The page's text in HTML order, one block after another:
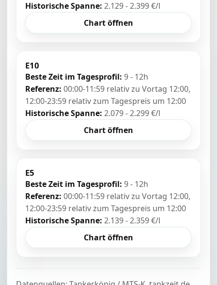
Historische Spanne: 2.129 - 2.399 €/l
Chart öffnen
E10
Beste Zeit im Tagesprofil: 9 - 12h
Referenz: 00:00-11:59 relativ zu Vortag 12:00,
12:00-23:59 relativ zum Tagespreis um 12:00
Historische Spanne: 2.079 - 2.299 €/l
Chart öffnen
E5
Beste Zeit im Tagesprofil: 9 - 12h
Referenz: 00:00-11:59 relativ zu Vortag 12:00,
12:00-23:59 relativ zum Tagespreis um 12:00
Historische Spanne: 2.139 - 2.359 €/l
Chart öffnen